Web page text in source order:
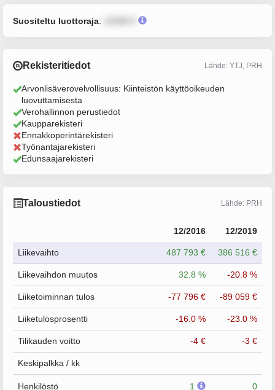
Suositeltu luottoraja:
Rekisteritiedot Lähde: YTJ, PRH
Arvonlisäverovelvollisuus: Kiinteistön käyttöoikeuden
luovuttamisesta
Verohallinnon perustiedot
Kaupparekisteri
Ennakkoperintärekisteri
Työnantajarekisteri
Edunsaajarekisteri
Taloustiedot Lähde: PRH
12/2016 12/2019
Liikevaihto 487 793 € 386 516 €
Liikevaihdon muutos 32.8 % -20.8 %
Liiketoiminnan tulos -77 796 € -89 059 €
Liiketulosprosentti -16.0 % -23.0 %
Tilikauden voitto -4 € -3 €
Keskipalkka / kk
Henkilöstö 1 0